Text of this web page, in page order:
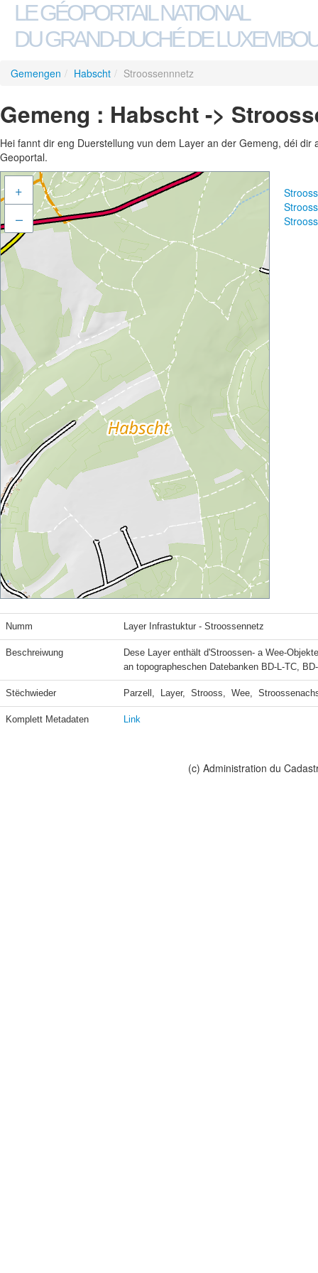
LE GÉOPORTAIL NATIONAL
DU GRAND-DUCHÉ DE
Gemengen / Habscht / Stroossennnetz
Gemeng : Habscht ->
Hei fannt dir eng Duerstellung vun dem Layer an der Gemeng, déi
Geoportal.
+
–
Numm Layer Infrastuktur - Stroossennetz
Beschreiwung
Dese Layer enthält d'Stroossen- a Wee-
an topographeschen Datebanken BD-L-TC,
Stëchwieder Parzell,  Layer,  Strooss,  Wee,
Komplett Metadaten Link
(c) Administration du